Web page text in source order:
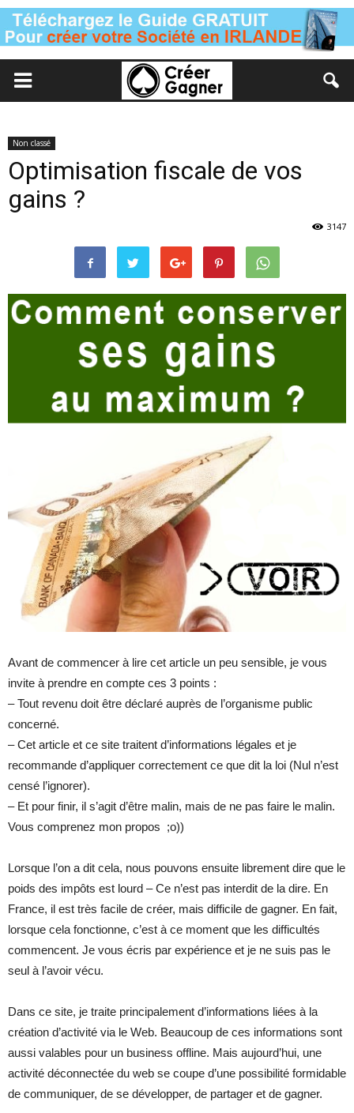
Non classé
Optimisation fiscale de vos
gains ?
3147
Avant de commencer à lire cet article un peu sensible, je vous
invite à prendre en compte ces 3 points :
– Tout revenu doit être déclaré auprès de l’organisme public
concerné.
– Cet article et ce site traitent d’informations légales et je
recommande d’appliquer correctement ce que dit la loi (Nul n’est
censé l’ignorer).
– Et pour finir, il s’agit d’être malin, mais de ne pas faire le malin.
Vous comprenez mon propos ;o))
Lorsque l’on a dit cela, nous pouvons ensuite librement dire que le
poids des impôts est lourd – Ce n’est pas interdit de la dire. En
France, il est très facile de créer, mais difficile de gagner. En fait,
lorsque cela fonctionne, c’est à ce moment que les difficultés
commencent. Je vous écris par expérience et je ne suis pas le
seul à l’avoir vécu.
Dans ce site, je traite principalement d’informations liées à la
création d’activité via le Web. Beaucoup de ces informations sont
aussi valables pour un business offline. Mais aujourd’hui, une
activité déconnectée du web se coupe d’une possibilité formidable
de communiquer, de se développer, de partager et de gagner.